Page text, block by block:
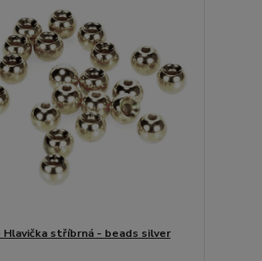
Hlavička stříbrná - beads silver